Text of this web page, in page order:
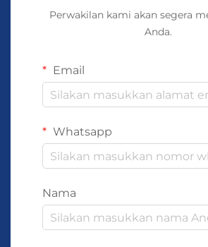
Perwakilan kami akan segera
Anda.
Email
Whatsapp
Nama